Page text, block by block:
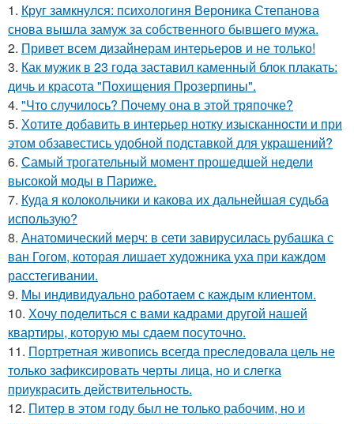
1. Круг замкнулся: психологиня Вероника Степанова
снова вышла замуж за собственного бывшего мужа.
2. Привет всем дизайнерам интерьеров и не только!
3. Как мужик в 23 года заставил каменный блок плакать:
дичь и красота "Похищения Прозерпины".
4. "Что случилось? Почему она в этой тряпочке?
5. Хотите добавить в интерьер нотку изысканности и при
этом обзавестись удобной подставкой для украшений?
6. Самый трогательный момент прошедшей недели
высокой моды в Париже.
7. Куда я колокольчики и какова их дальнейшая судьба
использую?
8. Анатомический мерч: в сети завирусилась рубашка с
ван Гогом, которая лишает художника уха при каждом
расстегивании.
9. Мы индивидуально работаем с каждым клиентом.
10. Хочу поделиться с вами кадрами другой нашей
квартиры, которую мы сдаем посуточно.
11. Портретная живопись всегда преследовала цель не
только зафиксировать черты лица, но и слегка
приукрасить действительность.
12. Питер в этом году был не только рабочим, но и